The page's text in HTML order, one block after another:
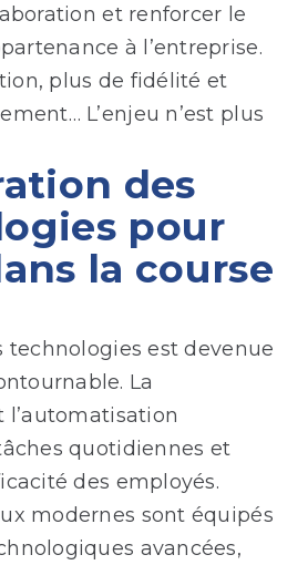
et renforcer le
à l’entreprise.
plus de fidélité et
L’enjeu n’est plus
des
pour
la course
technologies est devenue
La
quotidiennes et
des employés.
modernes sont équipés
avancées,